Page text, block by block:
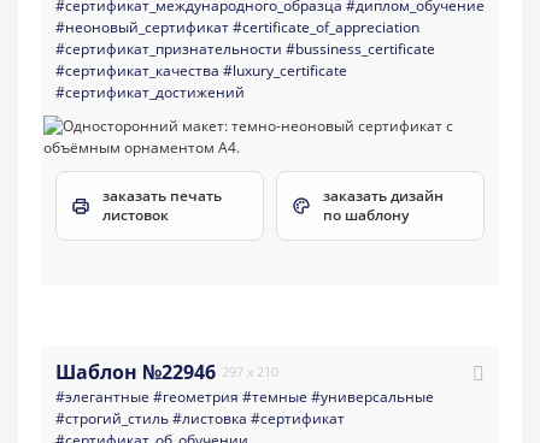
#сертификат_международного_образца #диплом_обучение
#неоновый_сертификат#certificate_of_appreciation
#сертификат_признательности #bussiness_certificate
#сертификат_качества #luxury_certificate
#сертификат_достижений
заказать печать
листовок
заказать дизайн
по шаблону
Шаблон №22946 297 x 210
#элегантные #геометрия #темные #универсальные
#строгий_стиль#листовка #сертификат